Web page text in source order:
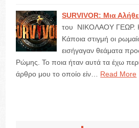
SURVIVOR: Μια
του ΝΙΚΟΛΑΟΥ ΓΕΩΡ.
Κάποια στιγμή οι
εισήγαγαν θεάματα
Ρώμης. Το ποια ήταν αυτά τα έχω
άρθρο μου το οποίο είν… Read More